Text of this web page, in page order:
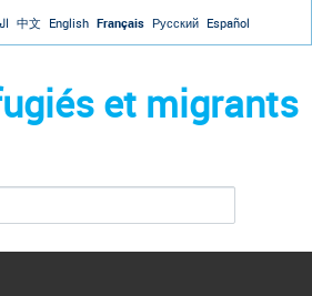
Jump to navigation
中文 English Français Русский Español
et migrants